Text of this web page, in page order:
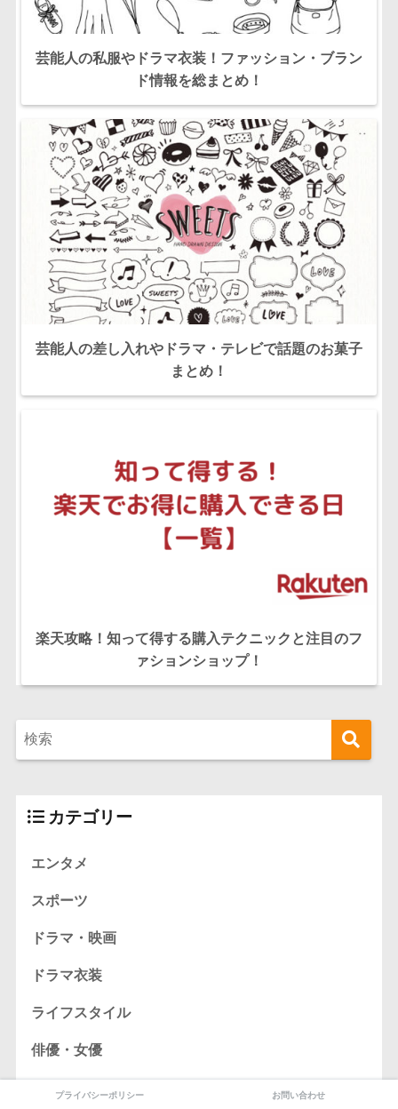
芸能人の私服やドラマ衣装！ファッション・ブラン
ド情報を総まとめ！
芸能人の差し入れやドラマ・テレビで話題のお菓子
まとめ！
楽天攻略！知って得する購入テクニックと注目のフ
ァションショップ！
カテゴリー
エンタメ
スポーツ
ドラマ・映画
ドラマ衣装
ライフスタイル
俳優・女優
プライバシーポリシー お問い合わせ